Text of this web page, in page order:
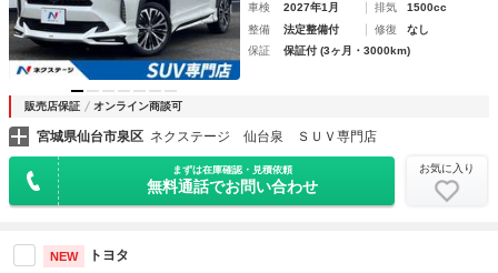
車検
2027年1月 排気
1500cc
整備
法定整備付 修復
なし
保証
保証付 (3ヶ月・3000km)
販売店保証 オンライン商談可
宮城県仙台市泉区 ネクステージ 仙台泉 ＳＵＶ専門店
まずは在庫確認・見積依頼
無料通話でお問い合わせ
お気に入り
NEW トヨタ